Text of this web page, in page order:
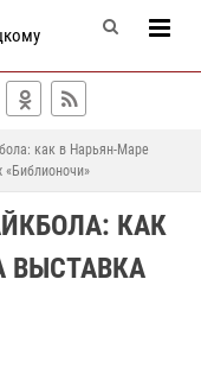
как в Нарьян-Маре
«Библионочи»
КАК
ВЫСТАВКА